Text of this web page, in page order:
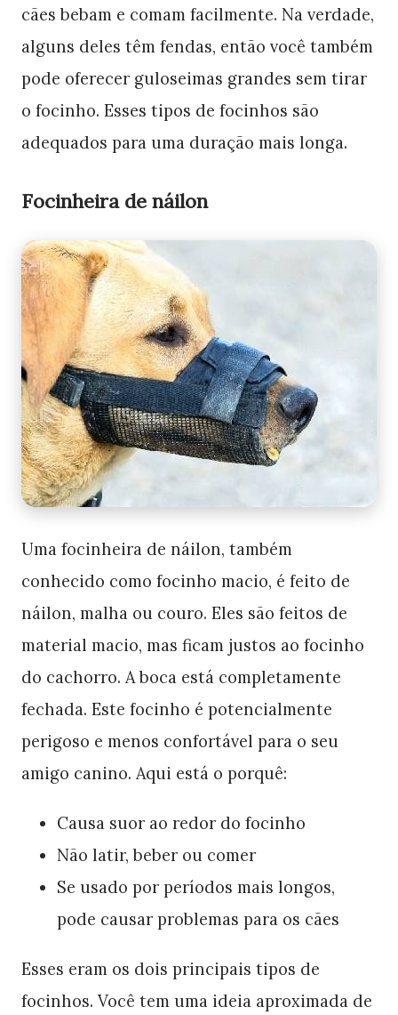
cães bebam e comam facilmente. Na verdade,
alguns deles têm fendas, então você também
pode oferecer guloseimas grandes sem tirar
o focinho. Esses tipos de focinhos são
adequados para uma duração mais longa.
Focinheira de náilon
Uma focinheira de náilon, também
conhecido como focinho macio, é feito de
náilon, malha ou couro. Eles são feitos de
material macio, mas ficam justos ao focinho
do cachorro. A boca está completamente
fechada. Este focinho é potencialmente
perigoso e menos confortável para o seu
amigo canino. Aqui está o porquê:
Causa suor ao redor do focinho
Não latir, beber ou comer
Se usado por períodos mais longos,
pode causar problemas para os cães
Esses eram os dois principais tipos de
focinhos. Você tem uma ideia aproximada de